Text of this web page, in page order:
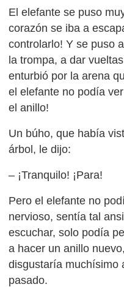
El elefante se puso
corazón se iba a
controlarlo! Y se puso
la trompa, a dar
enturbió por la arena
el elefante no podía
el anillo!
Un búho, que había
árbol, le dijo:
– ¡Tranquilo! ¡Para!
Pero el elefante no
nervioso, sentía tal
escuchar, solo podía
a hacer un anillo
disgustaría muchísimo
pasado.